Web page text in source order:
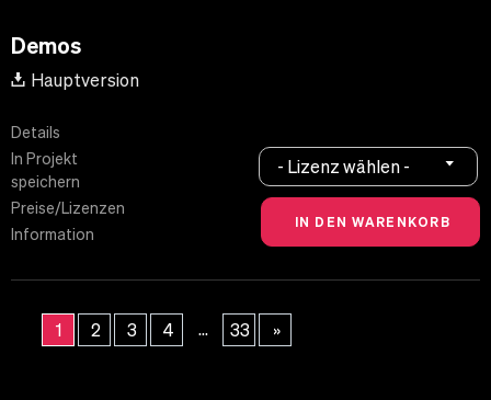
Demos
Hauptversion
Details
In Projekt
speichern
Preise/Lizenzen
Information
- Lizenz wählen -
1 2 3 4 ... 33 »